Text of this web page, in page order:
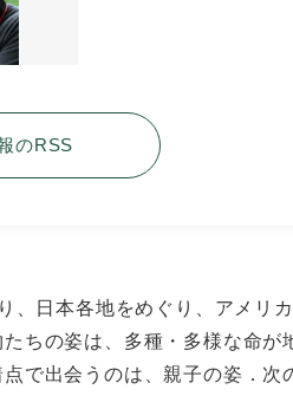
のRSS
、日本各地をめぐり、アメリ
ちの姿は、多種・多様な命
で出会うのは、親子の姿．